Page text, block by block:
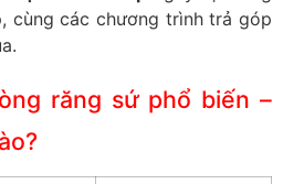
cùng các chương trình trả góp
răng sứ phổ biến –